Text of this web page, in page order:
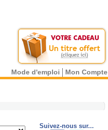
Mode d'emploi Mon Compte
Suivez-nous sur...